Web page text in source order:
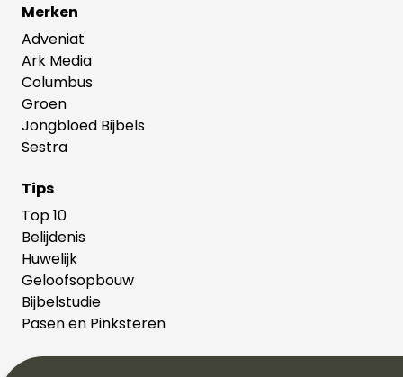
Merken
Adveniat
Ark Media
Columbus
Groen
Jongbloed Bijbels
Sestra
Tips
Top 10
Belijdenis
Huwelijk
Geloofsopbouw
Bijbelstudie
Pasen en Pinksteren